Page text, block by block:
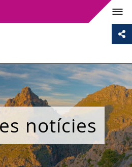
notícies